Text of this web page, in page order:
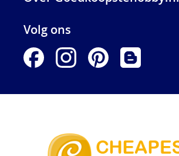
Volg ons